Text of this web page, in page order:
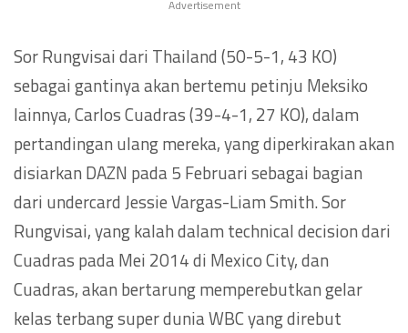
Advertisement
Sor Rungvisai dari Thailand (50-5-1, 43 KO)
sebagai gantinya akan bertemu petinju Meksiko
lainnya, Carlos Cuadras (39-4-1, 27 KO), dalam
pertandingan ulang mereka, yang diperkirakan akan
disiarkan DAZN pada 5 Februari sebagai bagian
dari undercard Jessie Vargas-Liam Smith. Sor
Rungvisai, yang kalah dalam technical decision dari
Cuadras pada Mei 2014 di Mexico City, dan
Cuadras, akan bertarung memperebutkan gelar
kelas terbang super dunia WBC yang direbut